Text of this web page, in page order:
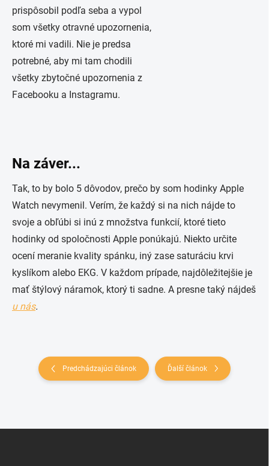
prispôsobil podľa seba a vypol
som všetky otravné upozornenia,
ktoré mi vadili. Nie je predsa
potrebné, aby mi tam chodili
všetky zbytočné upozornenia z
Facebooku a Instagramu.
Na záver...
Tak, to by bolo 5 dôvodov, prečo by som hodinky Apple
Watch nevymenil. Verím, že každý si na nich nájde to
svoje a obľúbi si inú z množstva funkcií, ktoré tieto
hodinky od spoločnosti Apple ponúkajú. Niekto určite
ocení meranie kvality spánku, iný zase saturáciu krvi
kyslíkom alebo EKG. V každom prípade, najdôležitejšie je
mať štýlový náramok, ktorý ti sadne. A presne taký nájdeš
u nás.
Predchádzajúci článok Ďalší článok